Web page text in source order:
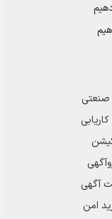
صنعتی
آگهی
امن